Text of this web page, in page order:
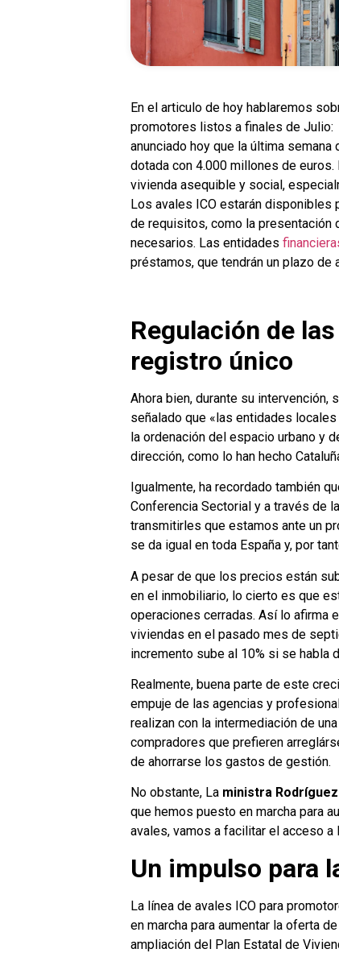
En el articulo de hoy hablaremos
promotores listos a finales de Julio:
anunciado hoy que la última
dotada con 4.000 millones de
vivienda asequible y social,
Los avales ICO estarán disponibles
de requisitos, como la presentación
necesarios. Las entidades
préstamos, que tendrán un plazo de
Regulación de
registro único
Ahora bien, durante su
señalado que «las entidades
la ordenación del espacio urbano y
dirección, como lo han hecho
Igualmente, ha recordado también
Conferencia Sectorial y a través de
transmitirles que estamos ante un
se da igual en toda España y, por
A pesar de que los precios están
en el inmobiliario, lo cierto es que
operaciones cerradas. Así lo afirma
viviendas en el pasado mes de
incremento sube al 10% si se habla
Realmente, buena parte de este
empuje de las agencias y
realizan con la intermediación de
compradores que prefieren
de ahorrarse los gastos de gestión.
No obstante, La ministra Rodríguez
que hemos puesto en marcha para
avales, vamos a facilitar el acceso a
Un impulso para
La línea de avales ICO para
en marcha para aumentar la oferta
ampliación del Plan Estatal de